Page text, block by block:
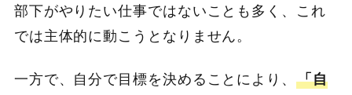
部下がやりたい仕事ではないことも多く、これ
では主体的に動こうとなりません。
一方で、自分で目標を決めることにより、 「自